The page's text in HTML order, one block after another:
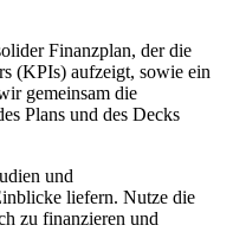
Finanzplan, der die
(KPIs) aufzeigt, sowie ein
gemeinsam die
Plans und des Decks
und
liefern. Nutze die
zu finanzieren und